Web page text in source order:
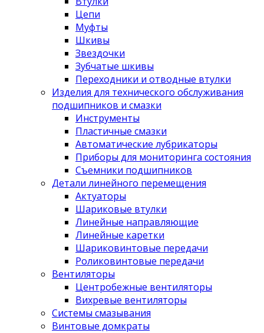
Цепи
Муфты
Шкивы
Звездочки
Зубчатые шкивы
Переходники и отводные втулки
Изделия для технического обслуживания
подшипников и смазки
Инструменты
Пластичные смазки
Автоматические лубрикаторы
Приборы для мониторинга состояния
Съемники подшипников
Детали линейного перемещения
Актуаторы
Шариковые втулки
Линейные направляющие
Линейные каретки
Шариковинтовые передачи
Роликовинтовые передачи
Вентиляторы
Центробежные вентиляторы
Вихревые вентиляторы
Системы смазывания
Винтовые домкраты